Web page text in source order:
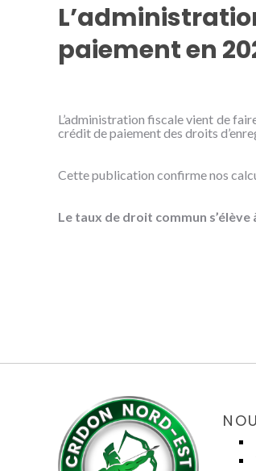
paiement en
L’administration fiscale vient de
crédit de paiement des droits
Cette publication confirme nos
Le taux de droit commun